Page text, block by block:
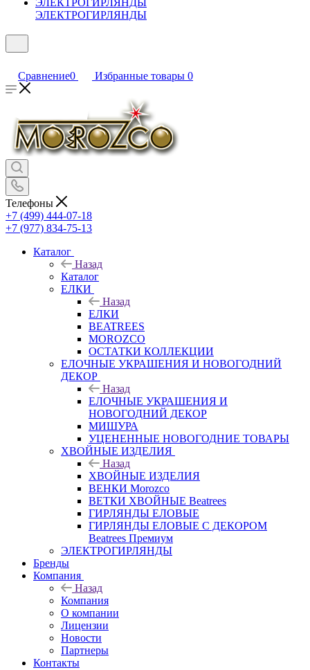
ЭЛЕКТРОГИРЛЯНДЫ
Сравнение0 Избранные товары 0
Телефоны
+7 (499) 444-07-18
+7 (977) 834-75-13
Каталог
Назад
Каталог
ЕЛКИ
Назад
ЕЛКИ
BEATREES
MOROZCO
ОСТАТКИ КОЛЛЕКЦИИ
ЕЛОЧНЫЕ УКРАШЕНИЯ И НОВОГОДНИЙ
ДЕКОР
Назад
ЕЛОЧНЫЕ УКРАШЕНИЯ И
НОВОГОДНИЙ ДЕКОР
МИШУРА
УЦЕНЕННЫЕ НОВОГОДНИЕ ТОВАРЫ
ХВОЙНЫЕ ИЗДЕЛИЯ
Назад
ХВОЙНЫЕ ИЗДЕЛИЯ
ВЕНКИ Morozco
ВЕТКИ ХВОЙНЫЕ Beatrees
ГИРЛЯНДЫ ЕЛОВЫЕ
ГИРЛЯНДЫ ЕЛОВЫЕ С ДЕКОРОМ
Beatrees Премиум
ЭЛЕКТРОГИРЛЯНДЫ
Бренды
Компания
Назад
Компания
О компании
Лицензии
Новости
Партнеры
Контакты